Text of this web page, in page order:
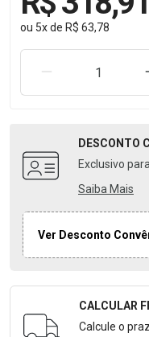
ou 5xde R$ 63,78
REMOVER UMA
DESCONTO
Exclusivo
Saiba Mais
Ver Desconto
Formulário para
CALCULAR
Calcule o